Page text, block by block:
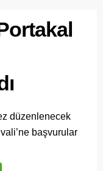
düzenlenecek
başvurular